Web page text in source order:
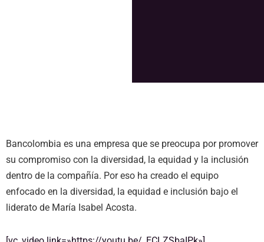
Bancolombia es una empresa que se preocupa por promover
su compromiso con la diversidad, la equidad y la inclusión
dentro de la compañía. Por eso ha creado el equipo
enfocado en la diversidad, la equidad e inclusión bajo el
liderato de María Isabel Acosta.